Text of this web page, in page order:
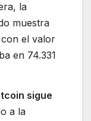
la
muestra
el valor
en 74.331
sigue
a la